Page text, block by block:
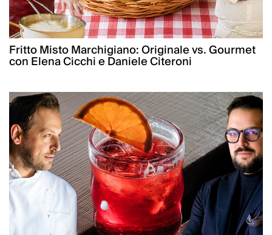
Fritto Misto Marchigiano: Originale vs. Gourmet
con Elena Cicchi e Daniele Citeroni